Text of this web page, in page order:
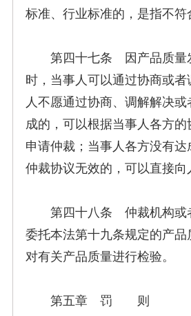
标准、行业标准的，是指不符
第四十七条 因产品质量
时，当事人可以通过协商或
人不愿通过协商、调解解决
成的，可以根据当事人各方的
申请仲裁；当事人各方没有
仲裁协议无效的，可以直接向
第四十八条 仲裁机构或
委托本法第十九条规定的产品
对有关产品质量进行检验。
第五章 罚 则